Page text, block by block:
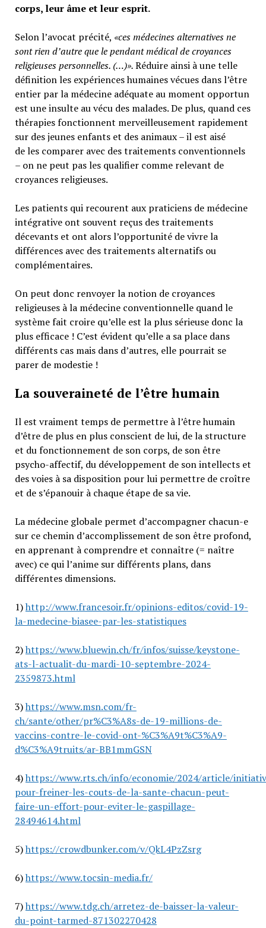
corps, leur âme et leur esprit.
Selon l’avocat précité, «ces médecines alternatives ne
sont rien d’autre que le pendant médical de croyances
religieuses personnelles. (…)».Réduire ainsi à une telle
définition les expériences humaines vécues dans l’être
entier par la médecine adéquate au moment opportun
est une insulte au vécu des malades. De plus, quand ces
thérapies fonctionnent merveilleusement rapidement
sur des jeunes enfants et des animaux – il est aisé
de les comparer avec des traitements conventionnels
– on ne peut pas les qualifier comme relevant de
croyances religieuses.
Les patients qui recourent aux praticiens de médecine
intégrative ont souvent reçus des traitements
décevants et ont alors l’opportunité de vivre la
différences avec des traitements alternatifs ou
complémentaires.
On peut donc renvoyer la notion de croyances
religieuses à la médecine conventionnelle quand le
système fait croire qu’elle est la plus sérieuse donc la
plus efficace ! C’est évident qu’elle a sa place dans
différents cas mais dans d’autres, elle pourrait se
parer de modestie !
La souveraineté de l’être humain
Il est vraiment temps de permettre à l’être humain
d’être de plus en plus conscient de lui, de la structure
et du fonctionnement de son corps, de son être
psycho-affectif, du développement de son intellects et
des voies à sa disposition pour lui permettre de croître
et de s’épanouir à chaque étape de sa vie.
La médecine globale permet d’accompagner chacun-e
sur ce chemin d’accomplissement de son être profond,
en apprenant à comprendre et connaître (= naître
avec) ce qui l’anime sur différents plans, dans
différentes dimensions.
1)http://www.francesoir.fr/opinions-editos/covid-19-
la-medecine-biasee-par-les-statistiques
2)https://www.bluewin.ch/fr/infos/suisse/keystone-
ats-l-actualit-du-mardi-10-septembre-2024-
2359873.html
3)https://www.msn.com/fr-
ch/sante/other/pr%C3%A8s-de-19-millions-de-
vaccins-contre-le-covid-ont-%C3%A9t%C3%A9-
d%C3%A9truits/ar-BB1mmGSN
4)https://www.rts.ch/info/economie/2024/article/
pour-freiner-les-couts-de-la-sante-chacun-peut-
faire-un-effort-pour-eviter-le-gaspillage-
28494614.html
5)https://crowdbunker.com/v/QkL4PzZsrg
6)https://www.tocsin-media.fr/
7)https://www.tdg.ch/arretez-de-baisser-la-valeur-
du-point-tarmed-871302270428